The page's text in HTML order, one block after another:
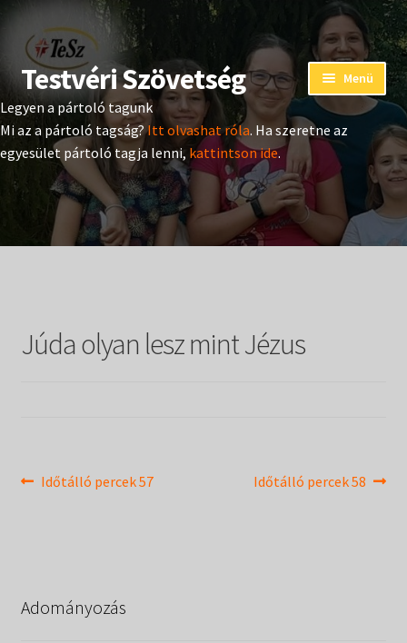
Ugrás
a
navigációhoz
Kilépés
a
tartalomba
Testvéri Szövetség Menü
Eseménynaptár
Adományozás
Pártoló tag belépés
Kiadványok
menu
Legyen a pártoló tagunk
Mi az a pártoló tagság?Itt olvashat róla. Ha szeretne az
egyesület pártoló tagja lenni, kattintson ide.
Júda olyan lesz mint Jézus
Bejegyzés
Previous
Időtálló percek 57
Next
Időtálló percek 58
Adományozás